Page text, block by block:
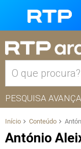
PESQUISA
Início Conteúdo
António